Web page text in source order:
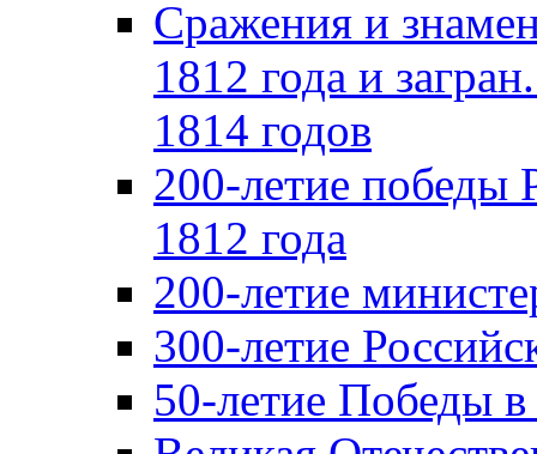
Сражения и
1812 года и
1814 годов
200-летие победы
1812 года
200-летие
300-летие
50-летие Победы